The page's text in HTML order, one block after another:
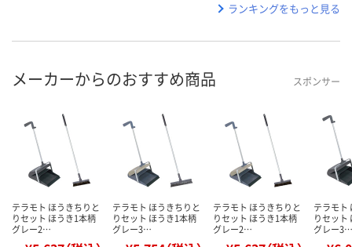
ランキングをもっと見る
メーカーからのおすすめ商品 スポンサー
テラモト ほうきちりと
りセット ほうき1本柄
グレー2…
テラモト ほうきちりと
りセット ほうき1本柄
グレー3…
テラモト ほうきちりと
りセット ほうき1本柄
グレー2…
テラモト
りセット
グレー3…